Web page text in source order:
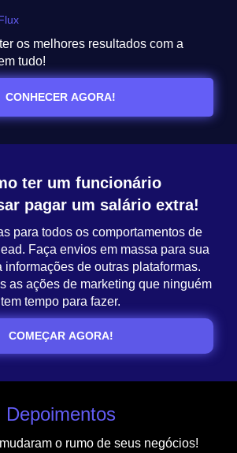
os melhores resultados com a
tudo!
CONHECER AGORA!
ter um funcionário
pagar um salário extra!
para todos os comportamentos de
Faça envios em massa para sua
informações de outras plataformas.
as ações de marketing que ninguém
tem tempo para fazer.
COMEÇAR AGORA!
Depoimentos
o rumo de seus negócios!